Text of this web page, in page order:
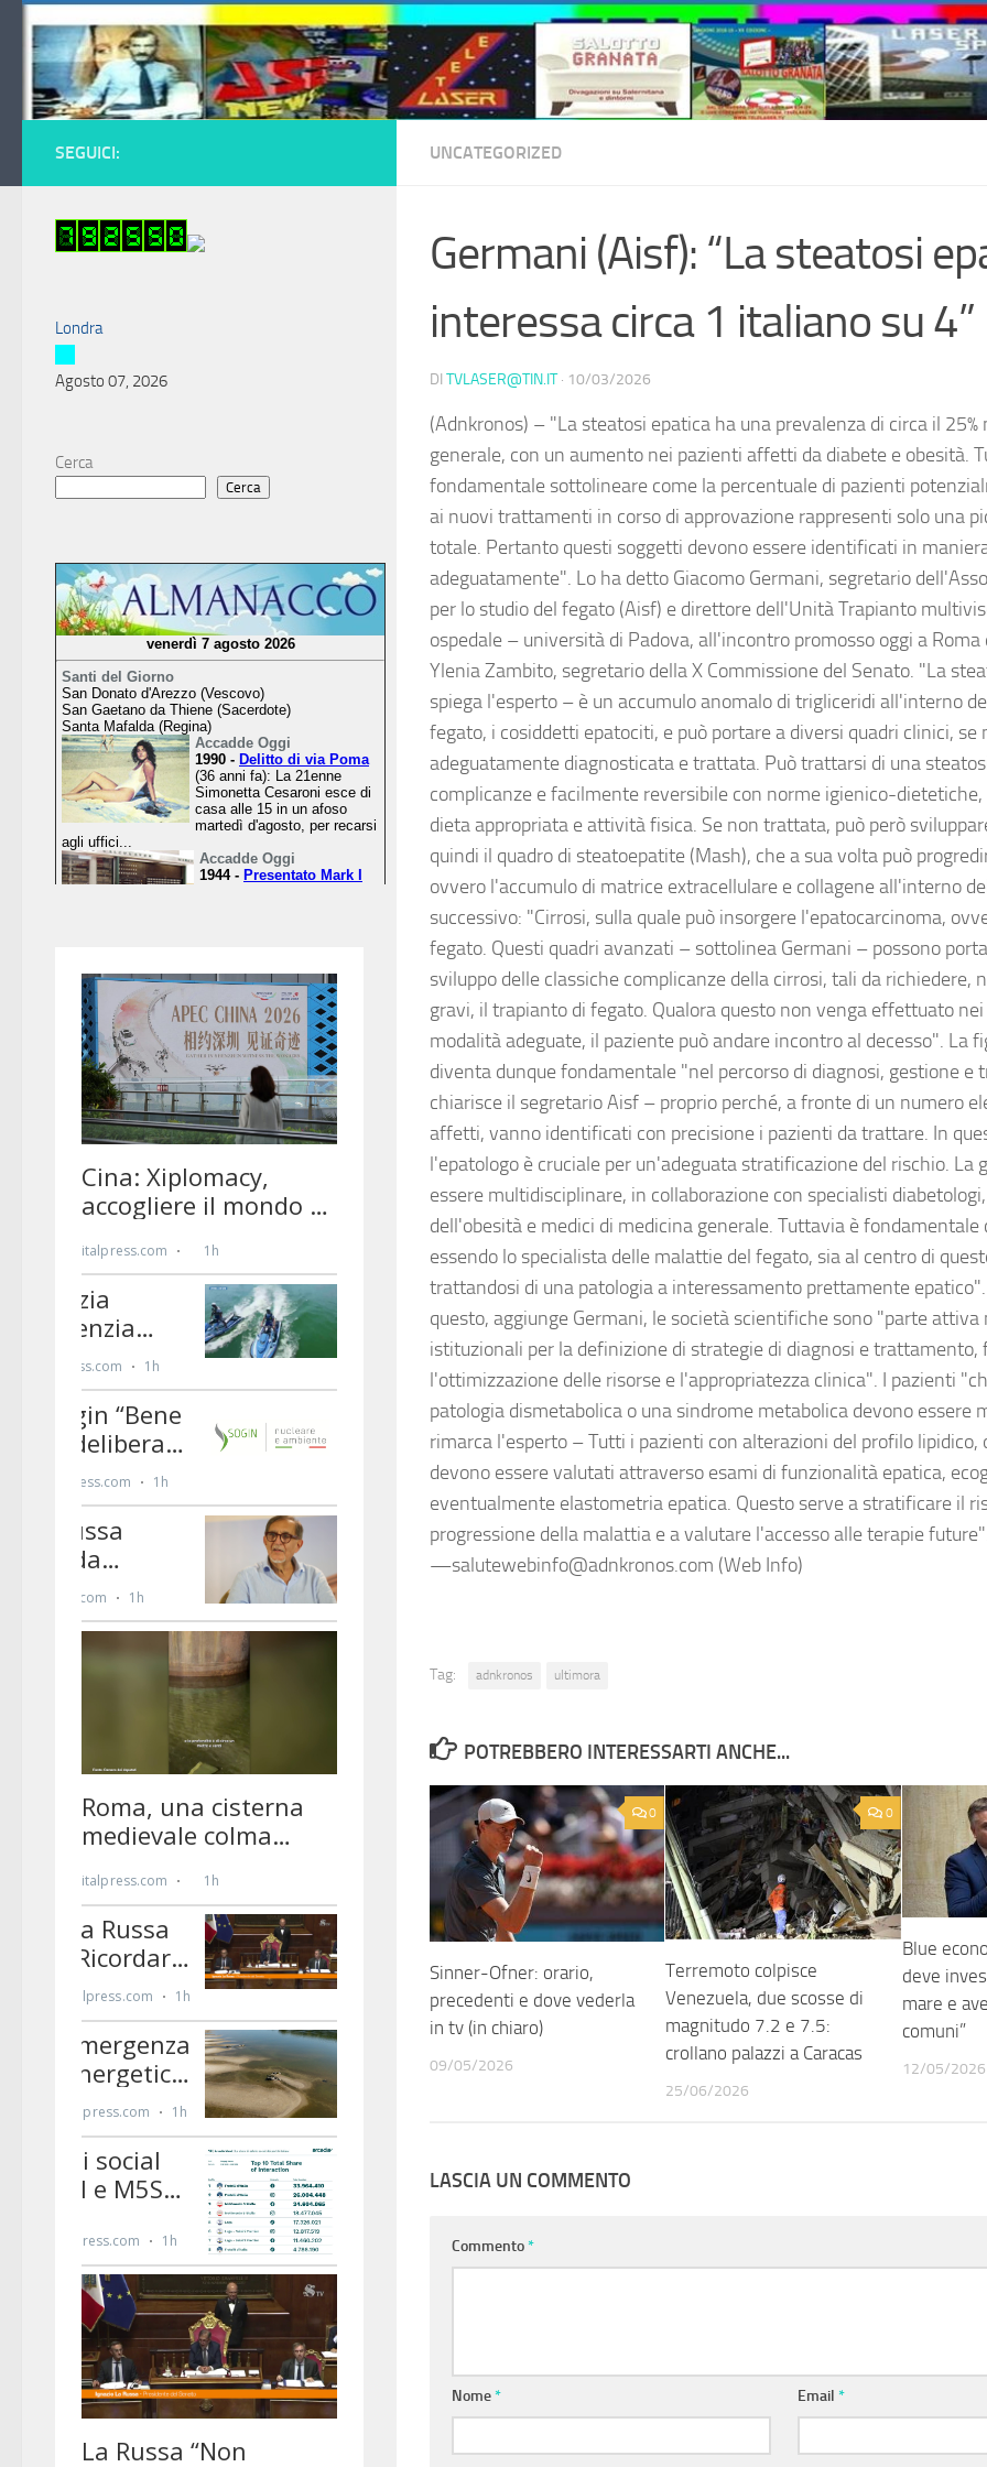
Salta al contenuto
UNCATEGORIZED
Germani (Aisf): “La steatosi
interessa circa 1 italiano su 4”
DI TVLASER@TIN.IT · 10/03/2026
(Adnkronos) – "La steatosi epatica ha una prevalenza di circa il 25%
generale, con un aumento nei pazienti affetti da diabete e obesità.
fondamentale sottolineare come la percentuale di pazienti
ai nuovi trattamenti in corso di approvazione rappresenti solo una
totale. Pertanto questi soggetti devono essere identificati in
adeguatamente". Lo ha detto Giacomo Germani, segretario
per lo studio del fegato (Aisf) e direttore dell'Unità Trapianto
ospedale – università di Padova, all'incontro promosso oggi a
Ylenia Zambito, segretario della X Commissione del Senato. "La
spiega l'esperto – è un accumulo anomalo di trigliceridi all'interno
fegato, i cosiddetti epatociti, e può portare a diversi quadri clinici, se
adeguatamente diagnosticata e trattata. Può trattarsi di una
complicanze e facilmente reversibile con norme igienico-
dieta appropriata e attività fisica. Se non trattata, può però
quindi il quadro di steatoepatite (Mash), che a sua volta può
ovvero l'accumulo di matrice extracellulare e collagene all'interno
successivo: "Cirrosi, sulla quale può insorgere l'epatocarcinoma,
fegato. Questi quadri avanzati – sottolinea Germani – possono
sviluppo delle classiche complicanze della cirrosi, tali da richiedere,
gravi, il trapianto di fegato. Qualora questo non venga effettuato
modalità adeguate, il paziente può andare incontro al decesso". La
diventa dunque fondamentale "nel percorso di diagnosi, gestione e
chiarisce il segretario Aisf – proprio perché, a fronte di un numero
affetti, vanno identificati con precisione i pazienti da trattare. In
l'epatologo è cruciale per un'adeguata stratificazione del rischio. La
essere multidisciplinare, in collaborazione con specialisti
dell'obesità e medici di medicina generale. Tuttavia è fondamentale
essendo lo specialista delle malattie del fegato, sia al centro di
trattandosi di una patologia a interessamento prettamente
questo, aggiunge Germani, le società scientifiche sono "parte attiva
istituzionali per la definizione di strategie di diagnosi e trattamento,
l'ottimizzazione delle risorse e l'appropriatezza clinica". I pazienti
patologia dismetabolica o una sindrome metabolica devono essere
rimarca l'esperto – Tutti i pazienti con alterazioni del profilo lipidico,
devono essere valutati attraverso esami di funzionalità epatica,
eventualmente elastometria epatica. Questo serve a stratificare il
progressione della malattia e a valutare l'accesso alle terapie
—salutewebinfo@adnkronos.com (Web Info)
Tag: adnkronos ultimora
POTREBBERO INTERESSARTI ANCHE...
0
Sinner-Ofner: orario,
precedenti e dove vederla
in tv (in chiaro)
09/05/2026
0
Terremoto colpisce
Venezuela, due scosse di
magnitudo 7.2 e 7.5:
crollano palazzi a Caracas
25/06/2026
Blue
deve
mare e
comuni”
12/05/2026
LASCIA UN COMMENTO
Commento*
Nome* Email*
SEGUICI:
Londra
Agosto 07, 2026
Cerca
Cerca